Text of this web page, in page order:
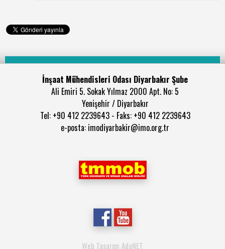
İnşaat Mühendisleri Odası Diyarbakır Şube
Ali Emiri 5. Sokak Yılmaz 2000 Apt. No: 5
Yenişehir / Diyarbakır
Tel: +90 412 2239643 - Faks: +90 412 2239643
e-posta: imodiyarbakir@imo.org.tr
Web Tasarım: AdaNET